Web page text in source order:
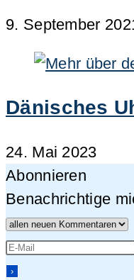
9. September
Dänisches
24. Mai 2023
Abonnieren
Benachrichtige